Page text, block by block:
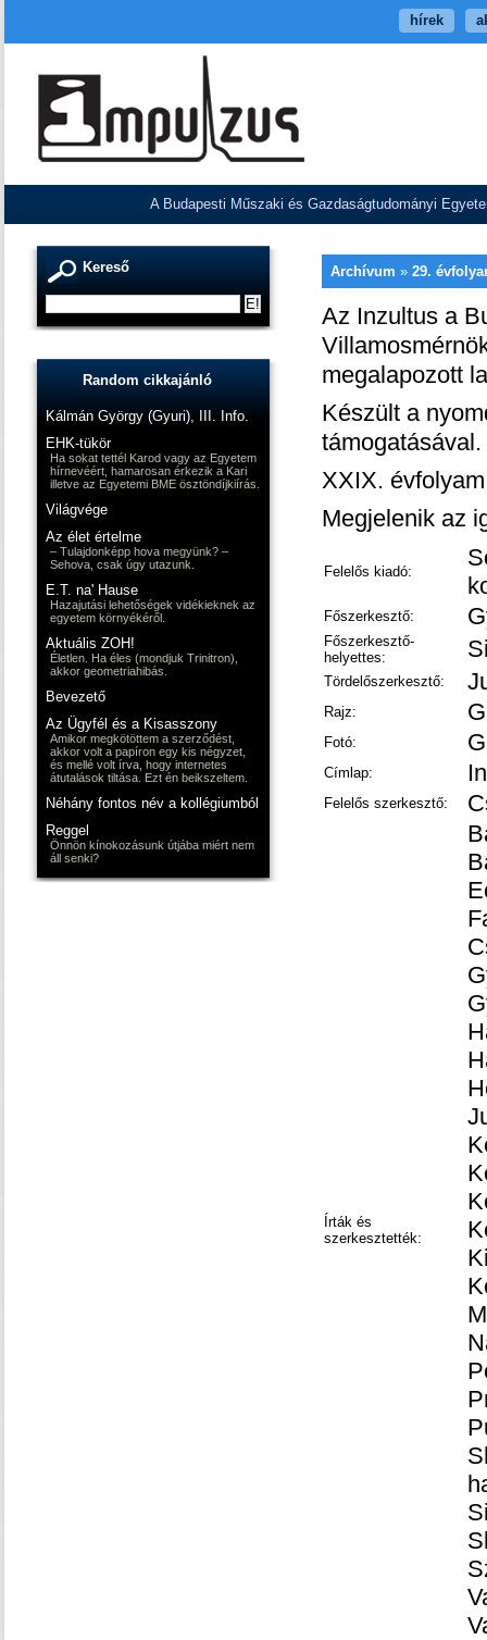
hírek
A Budapesti Műszaki és Gazdaságtudományi
Kereső
Random cikkajánló
Kálmán György (Gyuri), III. Info.
EHK-tükör
Ha sokat tettél Karod vagy az Egyetem
hírnevéért, hamarosan érkezik a Kari
illetve az Egyetemi BME ösztöndíjkiírás.
Világvége
Az élet értelme
– Tulajdonképp hova megyünk? –
Sehova, csak úgy utazunk.
E.T. na' Hause
Hazajutási lehetőségek vidékieknek az
egyetem környékéről.
Aktuális ZOH!
Életlen. Ha éles (mondjuk Trinitron),
akkor geometriahibás.
Bevezető
Az Ügyfél és a Kisasszony
Amikor megkötöttem a szerződést,
akkor volt a papíron egy kis négyzet,
és mellé volt írva, hogy internetes
átutalások tiltása. Ezt én beikszeltem.
Néhány fontos név a kollégiumból
Reggel
Önnön kínokozásunk útjába miért nem
áll senki?
Archívum » 29.
Az Inzultus a
megalapozott
Készült a
támogatásával.
XXIX.
Megjelenik az
Felelős kiadó:
Főszerkesztő:
Főszerkesztő-
helyettes:
Tördelőszerkesztő:
Rajz:
Fotó:
Címlap:
Felelős szerkesztő:
Írták és
szerkesztették: